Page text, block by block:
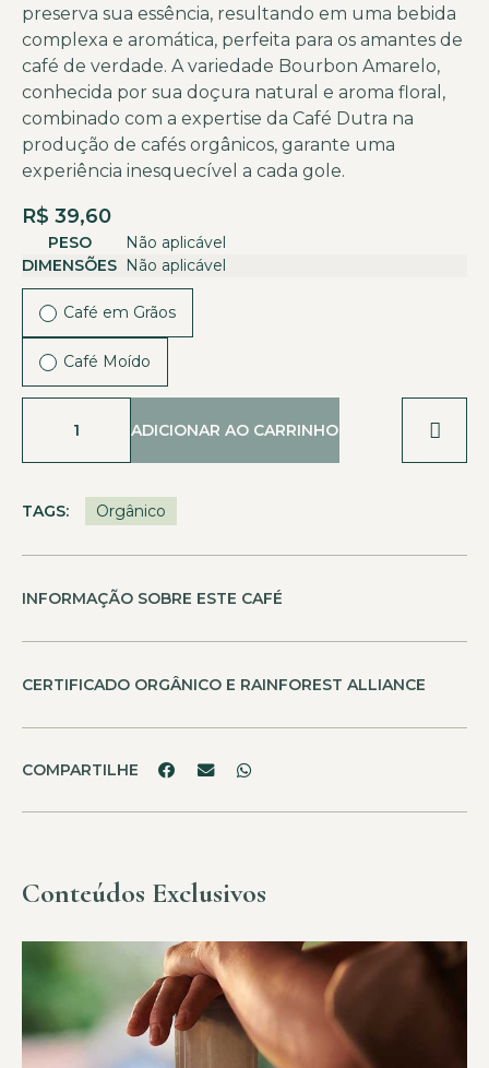
preserva sua essência, resultando em uma bebida
complexa e aromática, perfeita para os amantes de
café de verdade. A variedade Bourbon Amarelo,
conhecida por sua doçura natural e aroma floral,
combinado com a expertise da Café Dutra na
produção de cafés orgânicos, garante uma
experiência inesquecível a cada gole.
R$ 39,60
PESO
Não aplicável
DIMENSÕES Não aplicável
Café em Grãos
Café Moído
ADICIONAR AO CARRINHO
TAGS: Orgânico
INFORMAÇÃO SOBRE ESTE CAFÉ
CERTIFICADO ORGÂNICO E RAINFOREST ALLIANCE
COMPARTILHE
Conteúdos Exclusivos